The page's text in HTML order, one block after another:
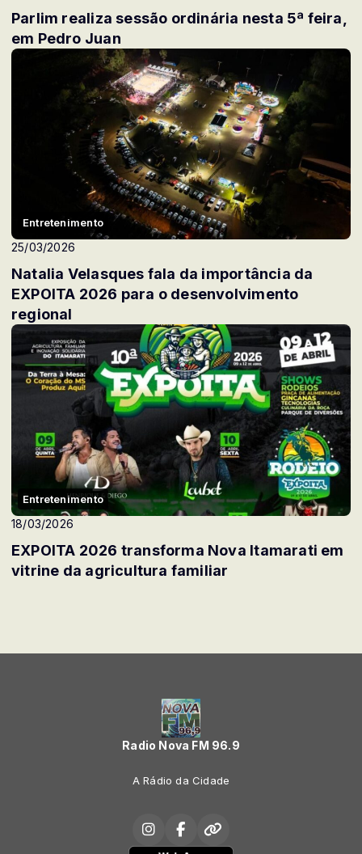
Parlim realiza sessão ordinária nesta 5ª feira,
em Pedro Juan
Entretenimento
25/03/2026
Natalia Velasques fala da importância da
EXPOITA 2026 para o desenvolvimento
regional
Entretenimento
18/03/2026
EXPOITA 2026 transforma Nova Itamarati em
vitrine da agricultura familiar
Radio Nova FM 96.9
A Rádio da Cidade